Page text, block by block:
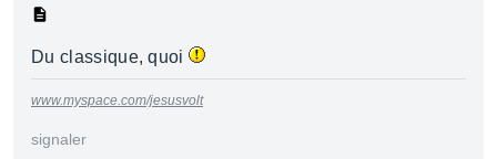
Du classique, quoi
www.myspace.com/jesusvolt
signaler